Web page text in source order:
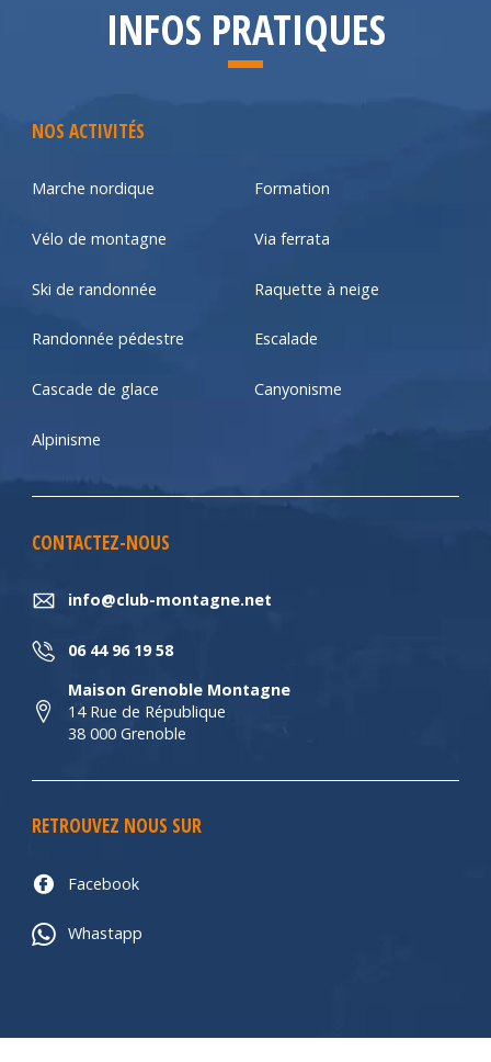
INFOS PRATIQUES
NOS ACTIVITÉS
Marche nordique Formation
Vélo de montagne Via ferrata
Ski de randonnée Raquette à neige
Randonnée pédestre Escalade
Cascade de glace Canyonisme
Alpinisme
CONTACTEZ-NOUS
info@club-montagne.net
06 44 96 19 58
Maison Grenoble Montagne
14 Rue de République
38 000 Grenoble
RETROUVEZ NOUS SUR
Facebook
Whastapp